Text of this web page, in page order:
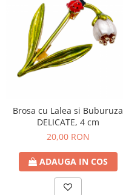
Brosa cu Lalea si Buburuza
DELICATE, 4 cm
20,00 RON
ADAUGA IN COS